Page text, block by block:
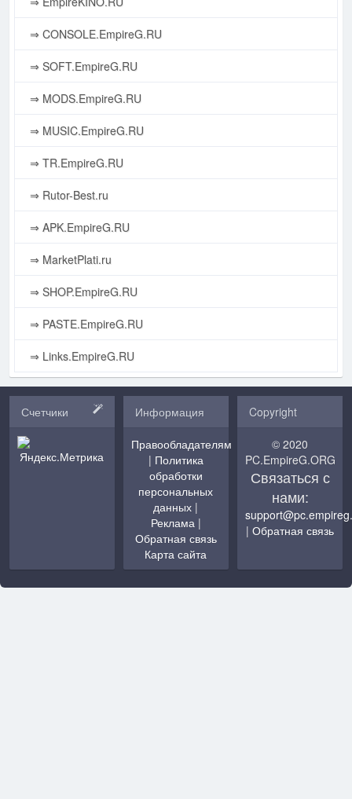
⇒ CONSOLE.EmpireG.RU
⇒ SOFT.EmpireG.RU
⇒ MODS.EmpireG.RU
⇒ MUSIC.EmpireG.RU
⇒ TR.EmpireG.RU
⇒ Rutor-Best.ru
⇒ APK.EmpireG.RU
⇒ MarketPlati.ru
⇒ SHOP.EmpireG.RU
⇒ PASTE.EmpireG.RU
⇒ Links.EmpireG.RU
Счетчики Информация
Правообладателям
| Политика
обработки
персональных
данных |
Реклама |
Обратная связь
Карта сайта
Copyright
© 2020
PC.EmpireG.ORG
Связаться с
нами:
|Обратная связь